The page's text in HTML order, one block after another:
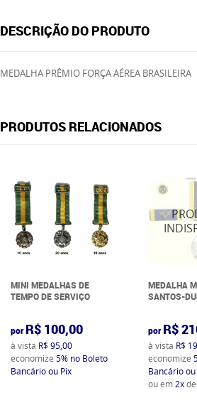
DESCRIÇÃO DO PRODUTO
MEDALHA PRÊMIO FORÇA AÉREA BRASILEIRA
PRODUTOS RELACIONADOS
MINI MEDALHAS DE
TEMPO DE SERVIÇO
por R$ 100,00
à vista R$ 95,00
economize 5% no Boleto
Bancário ou Pix
MEDALHA
SANTOS-
por R$
à vista R$
economize
Bancário ou
ou em 2xde